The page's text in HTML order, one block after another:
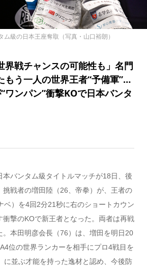
級の日本王座奪取（写真・山口裕朗）
界戦チャンスの可能性も」名門
もう一人の世界王者“予備軍”…
ワンパン”衝撃KOで日本バンタ
バンタム級タイトルマッチが18日、後
挑戦者の増田陸（26、帝拳）が、王者の
ベ）を4回2分21秒に右のショートカウン
衝撃のKOで新王者となった。両者は再戦
。本田明彦会長（76）は、増田を明日20
位の世界ランカーを相手にプロ4戦目を
に並ぶ才能を持った逸材と認め、今後防